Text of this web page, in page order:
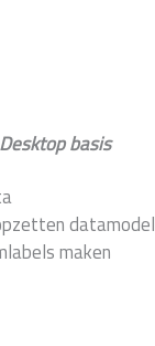
basis
datamodel
maken